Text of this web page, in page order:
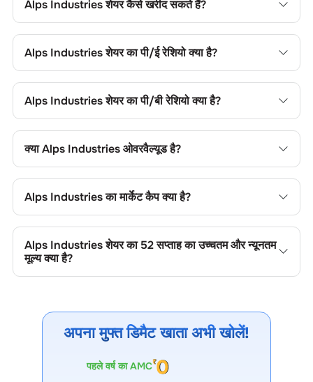
Alps Industriesशेयर कैसे खरीद सकते हैं?
करें, या चॉइस डीमैट खाता खोल, फिर फंड जोड़ें, कंपनी का नाम खोजें, अपना
ऑर्डर टाइप चुनें और ट्रेड प्लेस करें।
Alps Industriesशेयर का पी/ई रेशियो क्या है?
सापेक्ष मूल्यांकन के लिए इसकी तुलना सेक्टर के औसत से कर सकते हैं।
Alps Industriesशेयर का पी/बी रेशियो क्या है?
शेयर के मूल्य की तुलना उसकी बुक वैल्यू से करने में उपयोगी है।
क्याAlps Industriesओवरवैल्यूड है?
शेयर के मूल्य की तुलना उसकी बुक वैल्यू से करने में उपयोगी है।
Alps Industriesका मार्केट कैप क्या है?
श्रेणी और ट्रेडिंग लिक्विडिटी को दर्शाता है।
Alps Industriesशेयर का 52 सप्ताह का उच्चतम और न्यूनतम
मूल्य क्या है?
रेजिस्टेंस और मूल्य गति को दर्शाते हैं।
अपना मुफ्त डिमैट खाता अभी खोलें!
पहले वर्ष का AMC
Account Opening Fee